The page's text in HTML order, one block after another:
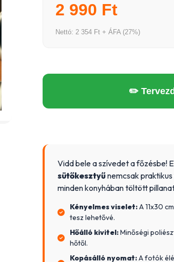
2 990 Ft
Nettó: 2 354 Ft + ÁFA (27%)
✏️
Vidd bele a szívedet a főzésbe!
sütőkesztyűnemcsak
minden konyhában töltött
Kényelmes viselet:A 11x30
tesz lehetővé.
Hőálló kivitel:Minőségi
hőtől.
Kopásálló nyomat:A fotók